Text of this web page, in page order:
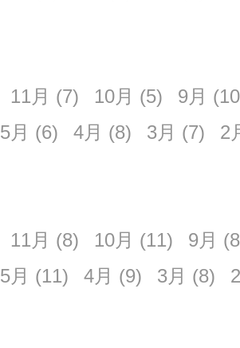
11月 (7) 10月 (5) 9月
5月 (6) 4月 (8) 3月 (7) 2
11月 (8) 10月 (11) 9月
5月 (11) 4月 (9) 3月 (8)